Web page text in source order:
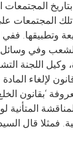
تلك المجتمعات
وتطبيقها. ففي
وفي وسائل
وكيل اللجنة
‘بقانون
المتأنية
فمثلا قال